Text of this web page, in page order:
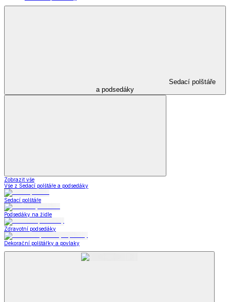
Sedací polštáře
a podsedáky
Zobrazit vše
Vše z Sedací polštáře a podsedáky
Sedací polštáře
Podsedáky na židle
Zdravotní podsedáky
Dekorační polštářky a povlaky